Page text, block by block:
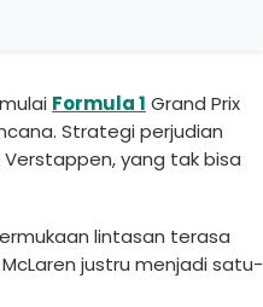
Formula 1 Grand Prix
Strategi perjudian
yang tak bisa
lintasan terasa
justru menjadi satu-